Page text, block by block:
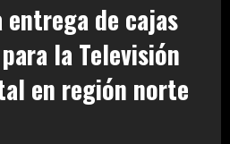
entrega de cajas
la Televisión
en región norte